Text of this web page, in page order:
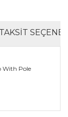
TAKSIT
With Pole
ve